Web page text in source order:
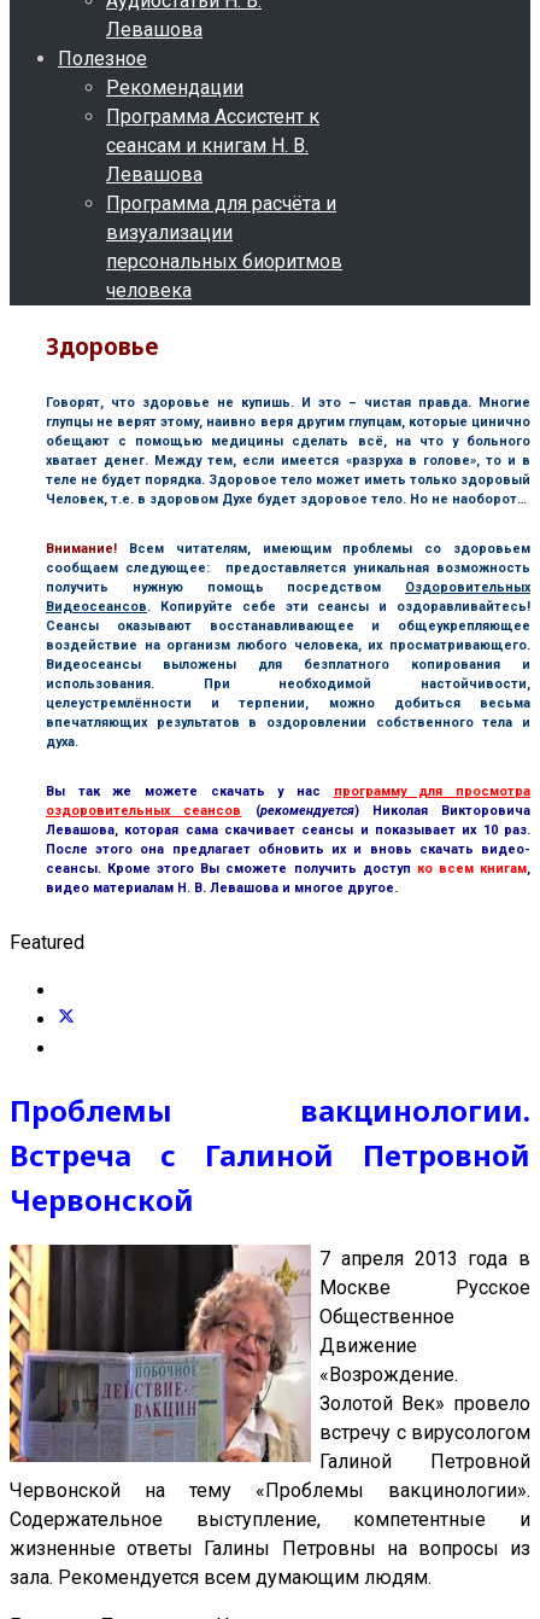
Левашова
Полезное
Рекомендации
Программа Ассистент к
сеансам и книгам Н. В.
Левашова
Программа для расчёта и
визуализации
персональных биоритмов
человека
Здоровье
Говорят, что здоровье не купишь. И это – чистая правда. Многие
глупцы не верят этому, наивно веря другим глупцам, которые цинично
обещают с помощью медицины сделать всё, на что у больного
хватает денег. Между тем, если имеется «разруха в голове», то и в
теле не будет порядка. Здоровое тело может иметь только здоровый
Человек, т.е. в здоровом Духе будет здоровое тело. Но не наоборот…
Внимание! Всем читателям, имеющим проблемы со здоровьем
сообщаем следующее: предоставляется уникальная возможность
получить нужную помощь посредством Оздоровительных
Видеосеансов. Копируйте себе эти сеансы и оздоравливайтесь!
Сеансы оказывают восстанавливающее и общеукрепляющее
воздействие на организм любого человека, их просматривающего.
Видеосеансы выложены для безплатного копирования и
использования. При необходимой настойчивости,
целеустремлённости и терпении, можно добиться весьма
впечатляющих результатов в оздоровлении собственного тела и
духа.
Вы так же можете скачать у нас
программу для просмотра
оздоровительных сеансов (рекомендуется) Николая Викторовича
Левашова, которая сама скачивает сеансы и показывает их 10 раз.
После этого она предлагает обновить их и вновь скачать видео-
сеансы. Кроме этого Вы сможете получить доступ ко всем книгам,
видео материалам Н. В. Левашова и многое другое.
Featured
Проблемы вакцинологии.
Встреча с Галиной Петровной
Червонской
7 апреля 2013 года в
Москве Русское
Общественное
Движение
«Возрождение.
Золотой Век» провело
встречу с вирусологом
Галиной Петровной
Червонской на тему «Проблемы вакцинологии».
Содержательное выступление, компетентные и
жизненные ответы Галины Петровны на вопросы из
зала. Рекомендуется всем думающим людям.